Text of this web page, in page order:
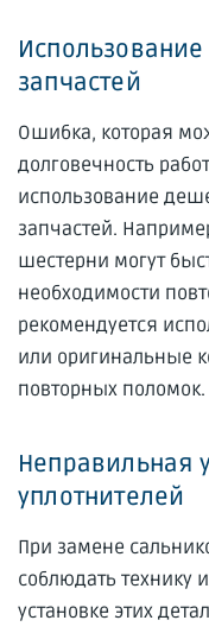
запчастей
Ошибка, которая
долговечность
использование
запчастей.
шестерни могут
необходимости
рекомендуется
или оригинальные
повторных поломок.
Неправильная
уплотнителей
При замене
соблюдать технику
установке этих